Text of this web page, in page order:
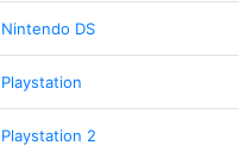
Nintendo DS
Playstation
Playstation 2